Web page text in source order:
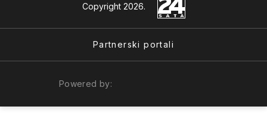
Copyright 2026.
Partnerski portali
Powered by: